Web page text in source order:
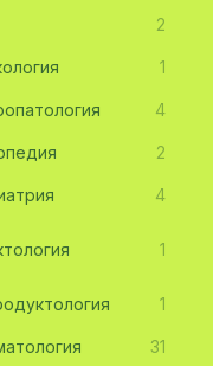
2
1
4
2
4
1
1
31